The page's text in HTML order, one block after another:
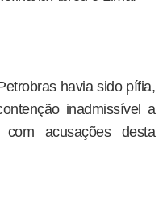
havia sido pífia,
inadmissível a
acusações desta